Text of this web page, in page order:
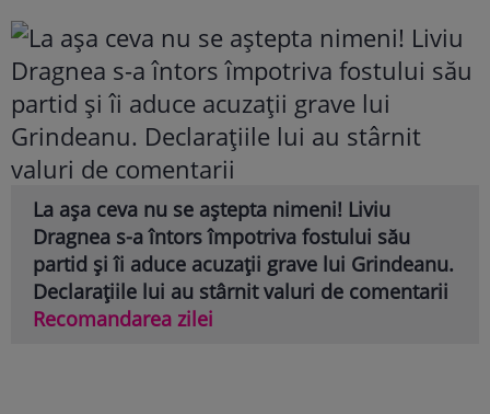
La așa ceva nu se aștepta nimeni! Liviu
Dragnea s-a întors împotriva fostului său
partid și îi aduce acuzații grave lui Grindeanu.
Declarațiile lui au stârnit valuri de comentarii
Recomandarea zilei